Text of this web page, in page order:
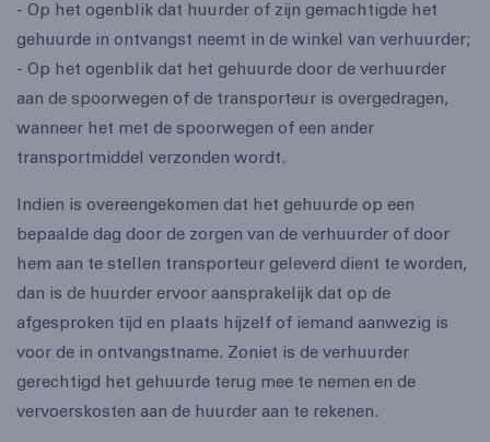
- Op het ogenblik dat huurder of zijn gemachtigde het
gehuurde in ontvangst neemt in de winkel van verhuurder;
- Op het ogenblik dat het gehuurde door de verhuurder
aan de spoorwegen of de transporteur is overgedragen,
wanneer het met de spoorwegen of een ander
transportmiddel verzonden wordt.
Indien is overeengekomen dat het gehuurde op een
bepaalde dag door de zorgen van de verhuurder of door
hem aan te stellen transporteur geleverd dient te worden,
dan is de huurder ervoor aansprakelijk dat op de
afgesproken tijd en plaats hijzelf of iemand aanwezig is
voor de in ontvangstname. Zoniet is de verhuurder
gerechtigd het gehuurde terug mee te nemen en de
vervoerskosten aan de huurder aan te rekenen.